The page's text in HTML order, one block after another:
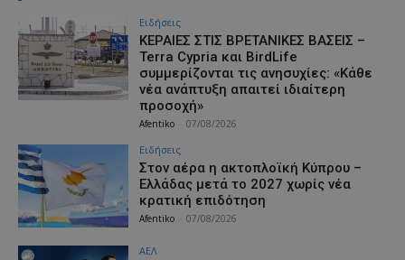
Ειδήσεις
ΚΕΡΑΙΕΣ ΣΤΙΣ ΒΡΕΤΑΝΙΚΕΣ ΒΑΣΕΙΣ –
Terra Cypria και BirdLife
συμμερίζονται τις ανησυχίες: «Κάθε
νέα ανάπτυξη απαιτεί ιδιαίτερη
προσοχή»
Afentiko 07/08/2026
Ειδήσεις
Στον αέρα η ακτοπλοϊκή Κύπρου –
Ελλάδας μετά το 2027 χωρίς νέα
κρατική επιδότηση
Afentiko 07/08/2026
ΑΕΛ